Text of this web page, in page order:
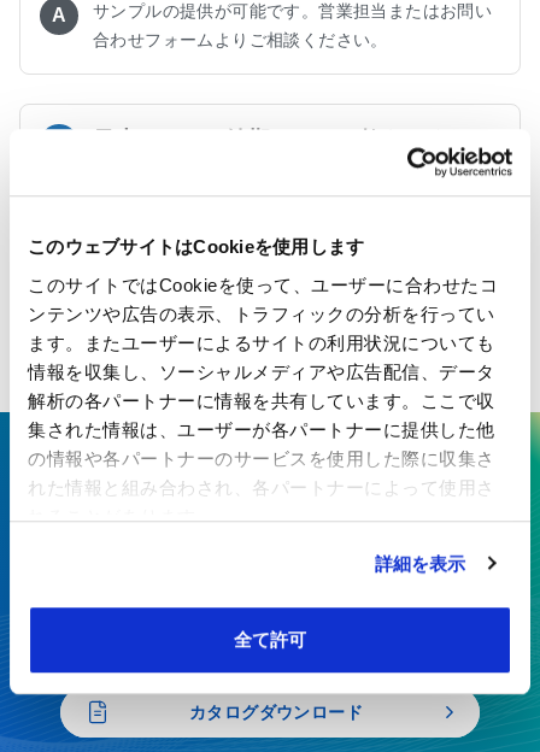
このウェブサイトはCookieを使用します
このサイトではCookieを使って、ユーザーに合わせたコ
ンテンツや広告の表示、トラフィックの分析を行ってい
ます。またユーザーによるサイトの利用状況についても
情報を収集し、ソーシャルメディアや広告配信、データ
解析の各パートナーに情報を共有しています。ここで収
集された情報は、ユーザーが各パートナーに提供した他
の情報や各パートナーのサービスを使用した際に収集さ
れた情報と組み合わされ、各パートナーによって使用さ
れることがあります。
詳細を表示
全て許可
A
サンプルの提供が可能です。営業担当またはお問い
合わせフォームよりご相談ください。
希望の用途や条件をお伺いしたうえで、ロットおよ
び納期をご案内いたします。
ここにしかない技術で、最先端の
価値を生み出す
特殊紙・高機能フィルムを、開発から製造まで一貫対応
お見積り・お問い合わせ
カタログダウンロード